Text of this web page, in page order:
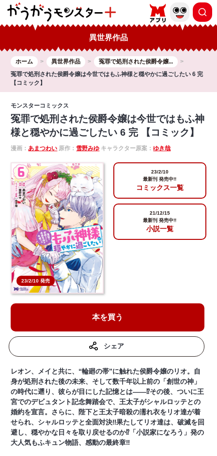
異世界作品
ホーム 異世界作品
冤罪で処刑された侯爵令嬢...
冤罪で処刑された侯爵令嬢は今世ではもふ神様と穏やかに過ごしたい 6 完
【コミック】
モンスターコミックス
冤罪で処刑された侯爵令嬢は今世ではもふ神
様と穏やかに過ごしたい 6 完 【コミック】
漫画：あまつわい 原作： 雪野みゆ キャラクター原案：ゆき哉
23/2/10 発売
23/2/10
最新刊 発売中!!
コミックス一覧
21/12/15
最新刊 発売中!!
小説一覧
本を買う
シェア
レオン、メイと共に、“輪廻の帯”に触れた侯爵令嬢のリオ。自
身が処刑された後の未来、そして数千年以上前の「創世の神」
の時代に遡り、彼らが目にした記憶とは――⁉その後、ついに王
宮でのデビュタント記念舞踏会で、王太子がシャルロッテとの
婚約を宣言。さらに、陛下と王太子暗殺の濡れ衣をリオ達が着
せられ、シャルロッテと全面対決‼果たしてリオ達は、破滅を回
避し、穏やかな日々を取り戻せるのか⁉「小説家になろう」発の
大人気もふキュン物語、感動の最終章‼